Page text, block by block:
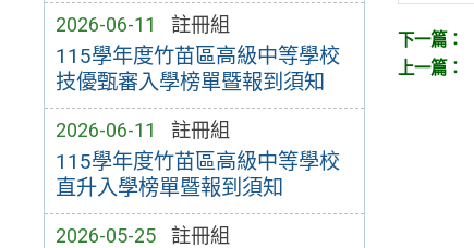
2026-06-11 註冊組
115學年度竹苗區高級中等學校
技優甄審入學榜單暨報到須知
2026-06-11 註冊組
115學年度竹苗區高級中等學校
直升入學榜單暨報到須知
2026-05-25 註冊組